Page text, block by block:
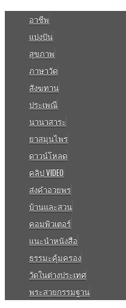
อาชีพ
แบ่งปัน
สุขภาพ
ภาษาวัด
สังฆทาน
ประเพณี
นานาสาระ
ยาสมุนไพร
ดาวน์โหลด
คลิป VIDEO
ส่งคำอวยพร
บ้านและสวน
คอมพิวเตอร์
แนะนำหนังสือ
ธรรมะคุ้มครอง
วัดในต่างประเทศ
พระสายกรรมฐาน